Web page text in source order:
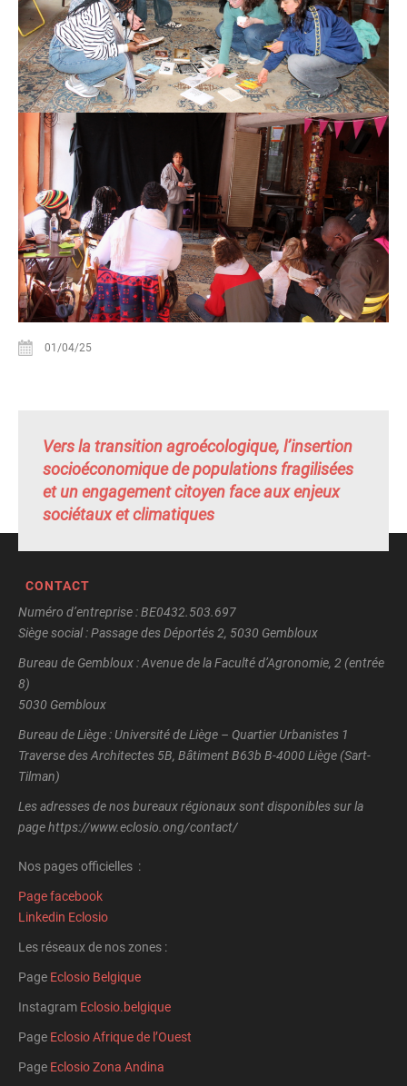
01/04/25
Vers la transition agroécologique, l’insertion
socioéconomique de populations fragilisées
et un engagement citoyen face aux enjeux
sociétaux et climatiques
CONTACT
Numéro d’entreprise : BE0432.503.697
Siège social : Passage des Déportés 2, 5030 Gembloux
Bureau de Gembloux : Avenue de la Faculté d’Agronomie, 2 (entrée
8)
5030 Gembloux
Bureau de Liège : Université de Liège – Quartier Urbanistes 1
Traverse des Architectes 5B, Bâtiment B63b B-4000 Liège (Sart-
Tilman)
Les adresses de nos bureaux régionaux sont disponibles sur la
page https://www.eclosio.ong/contact/
Nos pages officielles :
Page facebook
Linkedin Eclosio
Les réseaux de nos zones :
Page Eclosio Belgique
Instagram Eclosio.belgique
Page Eclosio Afrique de l’Ouest
Page Eclosio Zona Andina